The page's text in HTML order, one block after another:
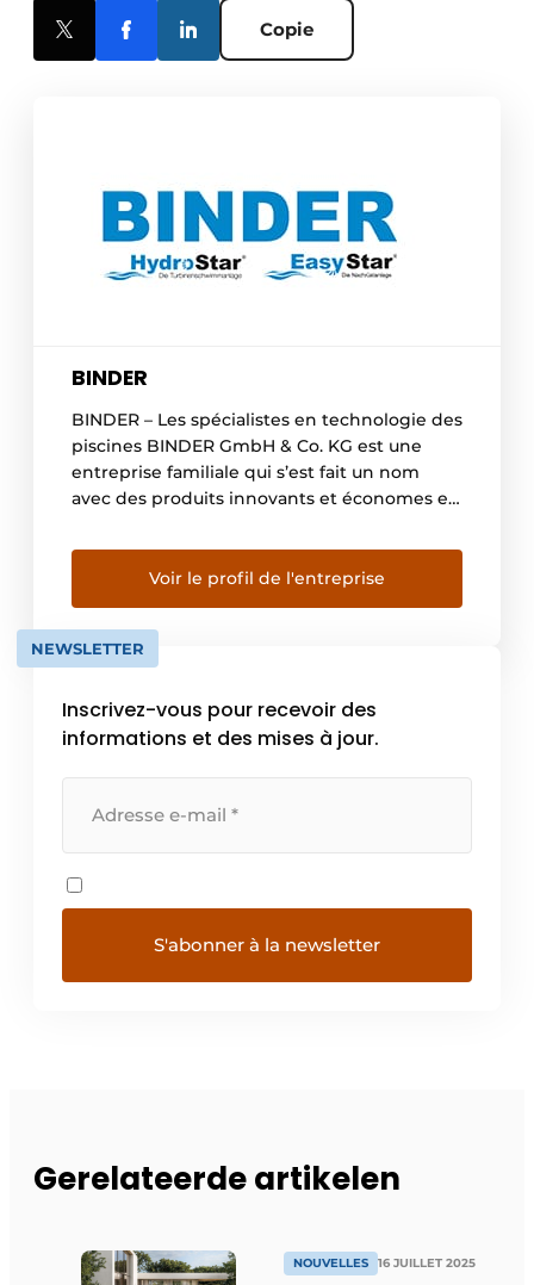
Copie
BINDER
BINDER – Les spécialistes en technologie des
piscines BINDER GmbH & Co. KG est une
entreprise familiale qui s’est fait un nom
avec des produits innovants et économes en
les principaux produits, on retrouve les
moteurs pour couvertures de piscine et les
turbines de nage à contre-courant […]
Voir le profil de l'entreprise
NEWSLETTER
Inscrivez-vous pour recevoir des
informations et des mises à jour.
Gerelateerde artikelen
NOUVELLES 16 JUILLET 2025